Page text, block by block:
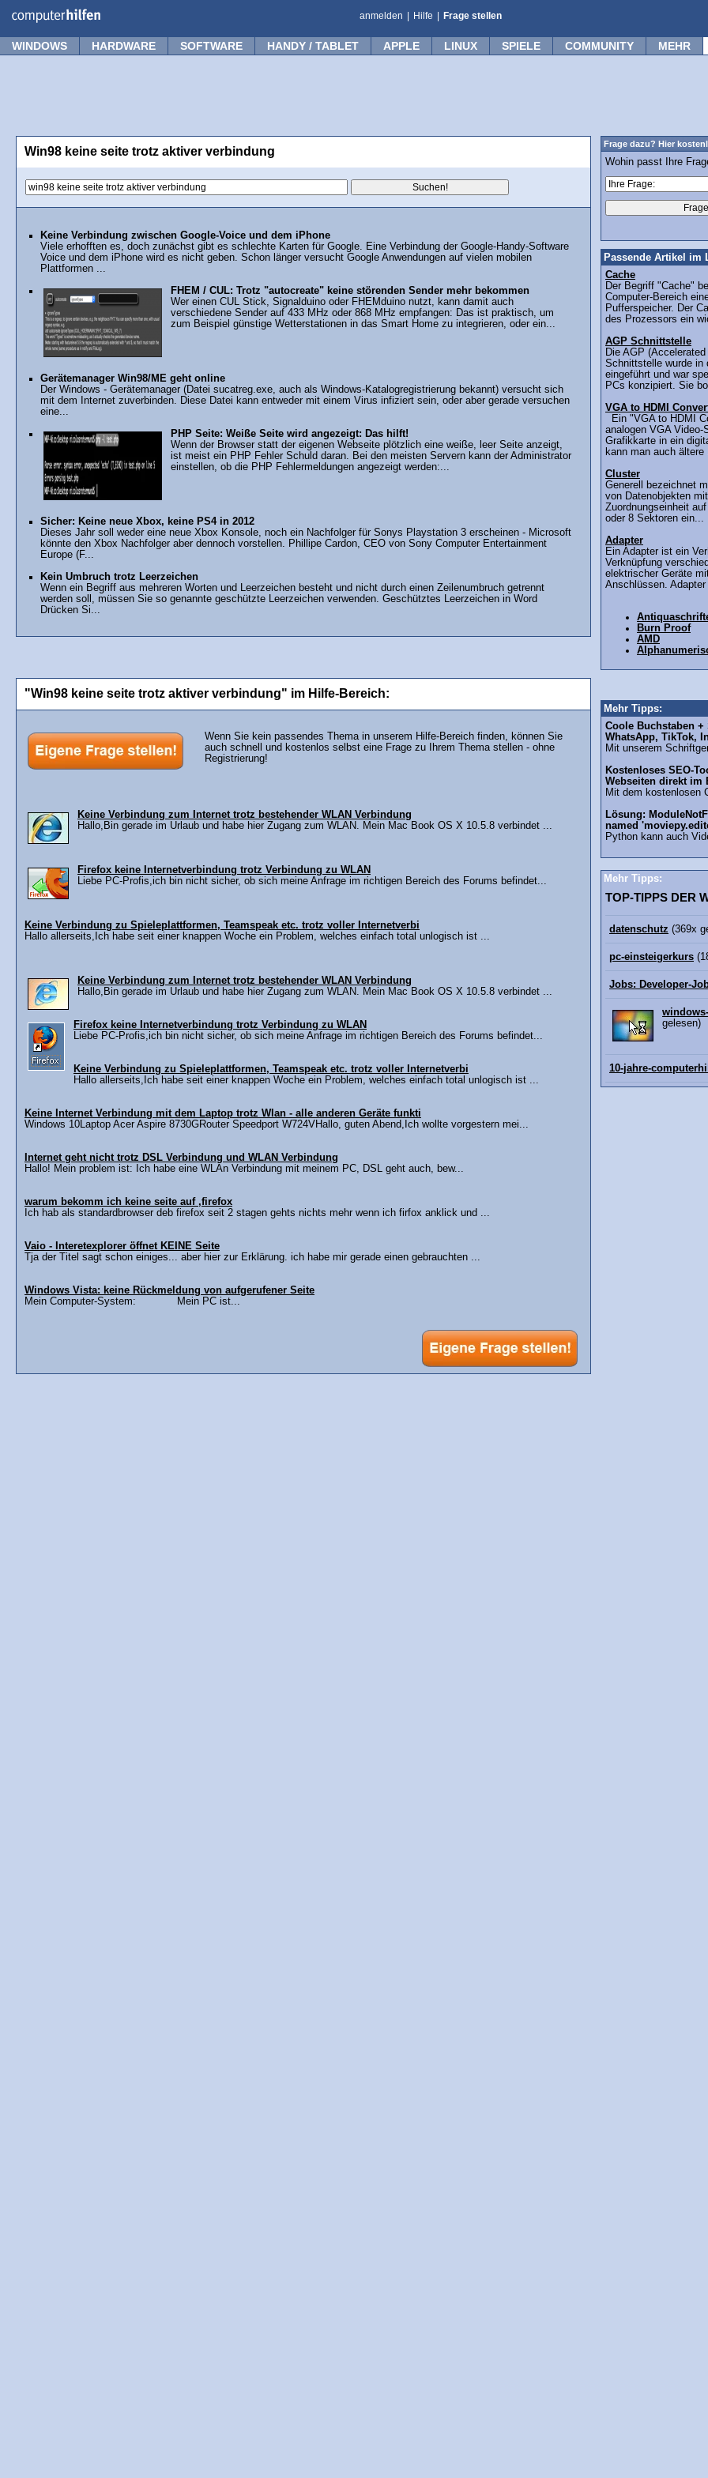
anmelden Hilfe Frage stellen
WINDOWS HARDWARE SOFTWARE HANDY / TABLET APPLE LINUX SPIELE COMMUNITY MEHR
Win98 keine seite trotz aktiver verbindung
Keine Verbindung zwischen Google-Voice und dem iPhone
Viele erhofften es, doch zunächst gibt es schlechte Karten für Google. Eine Verbindung der Google-Handy-Software
Voice und dem iPhone wird es nicht geben. Schon länger versucht Google Anwendungen auf vielen mobilen
Plattformen ...
FHEM / CUL: Trotz "autocreate" keine störenden Sender mehr bekommen
Wer einen CUL Stick, Signalduino oder FHEMduino nutzt, kann damit auch
verschiedene Sender auf 433 MHz oder 868 MHz empfangen: Das ist praktisch, um
zum Beispiel günstige Wetterstationen in das Smart Home zu integrieren, oder ein...
Gerätemanager Win98/ME geht online
Der Windows - Gerätemanager (Datei sucatreg.exe, auch als Windows-Katalogregistrierung bekannt) versucht sich
mit dem Internet zuverbinden. Diese Datei kann entweder mit einem Virus infiziert sein, oder aber gerade versuchen
eine...
PHP Seite: Weiße Seite wird angezeigt: Das hilft!
Wenn der Browser statt der eigenen Webseite plötzlich eine weiße, leer Seite anzeigt,
ist meist ein PHP Fehler Schuld daran. Bei den meisten Servern kann der Administrator
einstellen, ob die PHP Fehlermeldungen angezeigt werden:...
Sicher: Keine neue Xbox, keine PS4 in 2012
Dieses Jahr soll weder eine neue Xbox Konsole, noch ein Nachfolger für Sonys Playstation 3 erscheinen - Microsoft
könnte den Xbox Nachfolger aber dennoch vorstellen. Phillipe Cardon, CEO von Sony Computer Entertainment
Europe (F...
Kein Umbruch trotz Leerzeichen
Wenn ein Begriff aus mehreren Worten und Leerzeichen besteht und nicht durch einen Zeilenumbruch getrennt
werden soll, müssen Sie so genannte geschützte Leerzeichen verwenden. Geschütztes Leerzeichen in Word
Drücken Si...
"Win98 keine seite trotz aktiver verbindung" im Hilfe-Bereich:
Wenn Sie kein passendes Thema in unserem Hilfe-Bereich finden, können Sie
auch schnell und kostenlos selbst eine Frage zu Ihrem Thema stellen - ohne
Registrierung!
Keine Verbindung zum Internet trotz bestehender WLAN Verbindung
Hallo,Bin gerade im Urlaub und habe hier Zugang zum WLAN. Mein Mac Book OS X 10.5.8 verbindet ...
Firefox keine Internetverbindung trotz Verbindung zu WLAN
Liebe PC-Profis,ich bin nicht sicher, ob sich meine Anfrage im richtigen Bereich des Forums befindet...
Keine Verbindung zu Spieleplattformen, Teamspeak etc. trotz voller Internetverbi
Hallo allerseits,Ich habe seit einer knappen Woche ein Problem, welches einfach total unlogisch ist ...
Keine Verbindung zum Internet trotz bestehender WLAN Verbindung
Hallo,Bin gerade im Urlaub und habe hier Zugang zum WLAN. Mein Mac Book OS X 10.5.8 verbindet ...
Firefox keine Internetverbindung trotz Verbindung zu WLAN
Liebe PC-Profis,ich bin nicht sicher, ob sich meine Anfrage im richtigen Bereich des Forums befindet...
Keine Verbindung zu Spieleplattformen, Teamspeak etc. trotz voller Internetverbi
Hallo allerseits,Ich habe seit einer knappen Woche ein Problem, welches einfach total unlogisch ist ...
Keine Internet Verbindung mit dem Laptop trotz Wlan - alle anderen Geräte funkti
Windows 10Laptop Acer Aspire 8730GRouter Speedport W724VHallo, guten Abend,Ich wollte vorgestern mei...
Internet geht nicht trotz DSL Verbindung und WLAN Verbindung
Hallo! Mein problem ist: Ich habe eine WLAn Verbindung mit meinem PC, DSL geht auch, bew...
warum bekomm ich keine seite auf ,firefox
Ich hab als standardbrowser deb firefox seit 2 stagen gehts nichts mehr wenn ich firfox anklick und ...
Vaio - Interetexplorer öffnet KEINE Seite
Tja der Titel sagt schon einiges... aber hier zur Erklärung. ich habe mir gerade einen gebrauchten ...
Windows Vista: keine Rückmeldung von aufgerufener Seite
Mein Computer-System: Mein PC ist...
Frage dazu? Hier
Wohin passt Ihre
Passende Artikel im
Cache
Der Begriff "Cache"
Computer-Bereich
Pufferspeicher. Der
des Prozessors ein
AGP Schnittstelle
Die AGP
Schnittstelle wurde in
eingeführt und war
PCs konzipiert. Sie
VGA to HDMI
Ein "VGA to HDMI
analogen VGA Video-
Grafikkarte in ein
kann man auch ältere
Cluster
Generell bezeichnet
von Datenobjekten
Zuordnungseinheit
oder 8 Sektoren ein...
Adapter
Ein Adapter ist ein
Verknüpfung
elektrischer Geräte
Anschlüssen.
Burn Proof
AMD
Mehr Tipps:
Coole Buchstaben
WhatsApp, TikTok,
Mit unserem
Kostenloses SEO-
Webseiten direkt im
Mit dem kostenlosen
Lösung:
named
Python kann auch
Mehr Tipps:
TOP-TIPPS DER
datenschutz (369x
pc-einsteigerkurs
Jobs: Developer-
gelesen)
10-jahre-